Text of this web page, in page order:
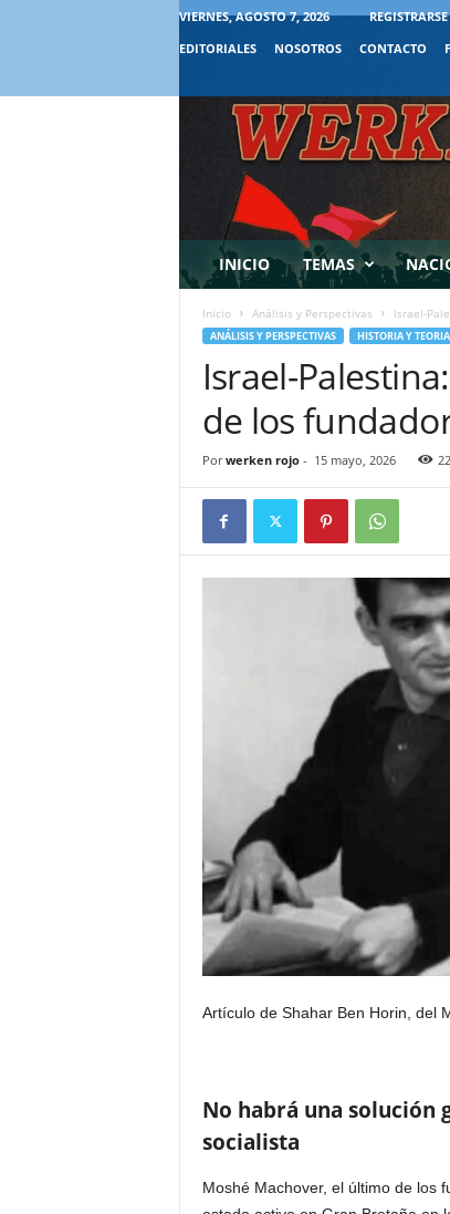
VIERNES, AGOSTO 7, 2026
EDITORIALES
NOSOTROS CONTACTO
INICIO TEMAS
Inicio Análisis y Perspectivas Israel-
ANÁLISIS Y PERSPECTIVAS HISTORIA Y TEORIA
Israel-
de los
Por werken rojo- 15 mayo, 2026
Artículo de Shahar Ben Horin, del
No habrá una solución
socialista
Moshé Machover, el último de los